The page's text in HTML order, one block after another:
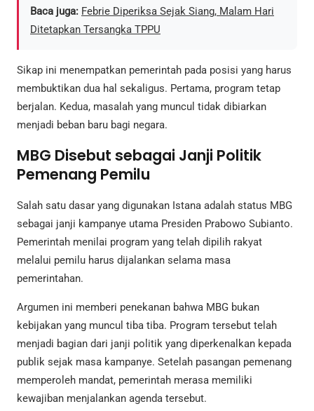
Baca juga: Febrie Diperiksa Sejak Siang, Malam Hari
Ditetapkan Tersangka TPPU
Sikap ini menempatkan pemerintah pada posisi yang harus
membuktikan dua hal sekaligus. Pertama, program tetap
berjalan. Kedua, masalah yang muncul tidak dibiarkan
menjadi beban baru bagi negara.
MBG Disebut sebagai Janji Politik
Pemenang Pemilu
Salah satu dasar yang digunakan Istana adalah status MBG
sebagai janji kampanye utama Presiden Prabowo Subianto.
Pemerintah menilai program yang telah dipilih rakyat
melalui pemilu harus dijalankan selama masa
pemerintahan.
Argumen ini memberi penekanan bahwa MBG bukan
kebijakan yang muncul tiba tiba. Program tersebut telah
menjadi bagian dari janji politik yang diperkenalkan kepada
publik sejak masa kampanye. Setelah pasangan pemenang
memperoleh mandat, pemerintah merasa memiliki
kewajiban menjalankan agenda tersebut.